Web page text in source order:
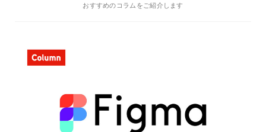
おすすめのコラムをご紹介します